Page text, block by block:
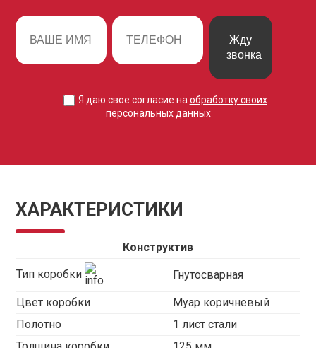
Жду
звонка
Я даю свое согласие на обработку своих
персональных данных
ХАРАКТЕРИСТИКИ
Конструктив
Тип коробки Гнутосварная
Цвет коробки
Муар коричневый
Полотно
1 лист стали